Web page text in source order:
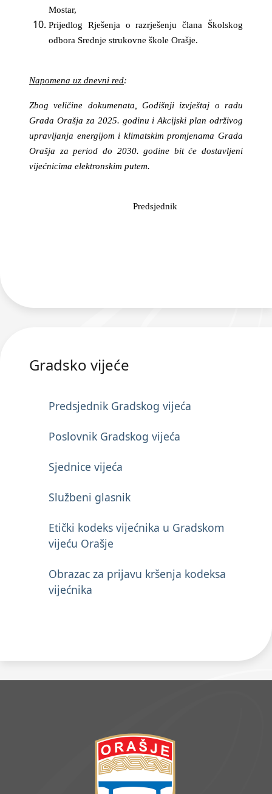
Mostar,
Prijedlog Rješenja o razrješenju člana Školskog
odbora Srednje strukovne škole Orašje.
Napomena uz dnevni red:
Zbog veličine dokumenata, Godišnji izvještaj o radu
Grada Orašja za 2025. godinu i Akcijski plan održivog
upravljanja energijom i klimatskim promjenama Grada
Orašja za period do 2030. godine bit će dostavljeni
vijećnicima elektronskim putem.
Predsjednik
Gradsko vijeće
Predsjednik Gradskog vijeća
Poslovnik Gradskog vijeća
Sjednice vijeća
Službeni glasnik
Etički kodeks vijećnika u Gradskom
vijeću Orašje
Obrazac za prijavu kršenja kodeksa
vijećnika